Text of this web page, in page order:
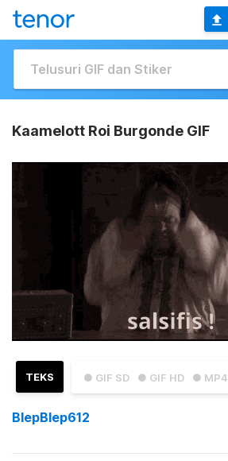
Kaamelott Roi Burgonde GIF
● GIF SD ● GIF HD ● MP4
TEKS
BlepBlep612